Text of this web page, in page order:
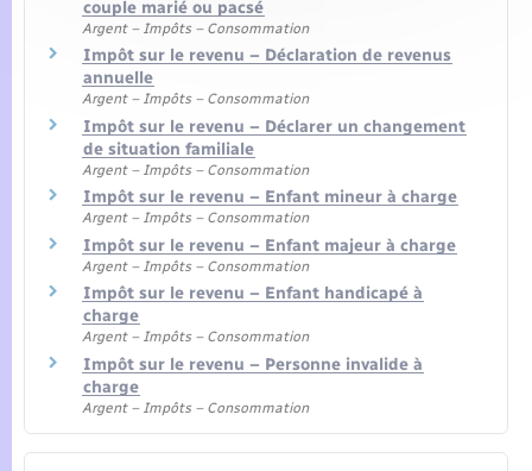
couple marié ou pacsé
Argent – Impôts – Consommation
Impôt sur le revenu – Déclaration de revenus
annuelle
Argent – Impôts – Consommation
Impôt sur le revenu – Déclarer un changement
de situation familiale
Argent – Impôts – Consommation
Impôt sur le revenu – Enfant mineur à charge
Argent – Impôts – Consommation
Impôt sur le revenu – Enfant majeur à charge
Argent – Impôts – Consommation
Impôt sur le revenu – Enfant handicapé à
charge
Argent – Impôts – Consommation
Impôt sur le revenu – Personne invalide à
charge
Argent – Impôts – Consommation